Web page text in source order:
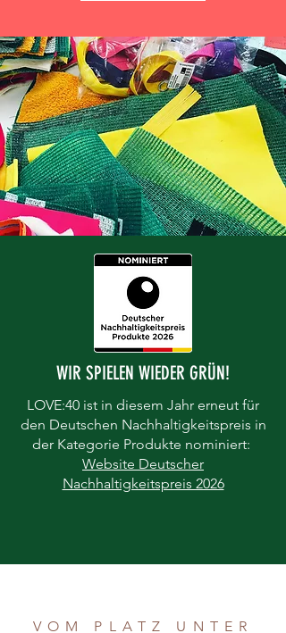
WIR SPIELEN WIEDER GRÜN!
LOVE:40 ist in diesem Jahr erneut für
den Deutschen Nachhaltigkeitspreis in
der Kategorie Produkte nominiert:
Website Deutscher
Nachhaltigkeitspreis 2026
VOM PLATZ UNTER